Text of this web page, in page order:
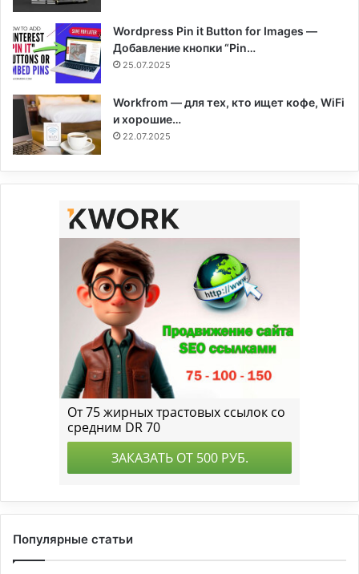
Wordpress Pin it Button for Images —
Добавление кнопки “Pin…
25.07.2025
Workfrom — для тех, кто ищет кофе, WiFi
и хорошие…
22.07.2025
Популярные статьи